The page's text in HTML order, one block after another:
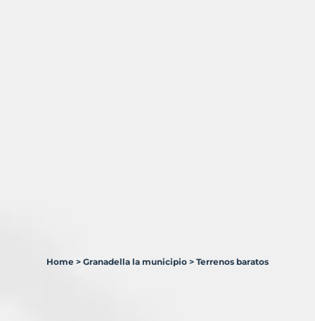
Home > Granadella la municipio > Terrenos baratos